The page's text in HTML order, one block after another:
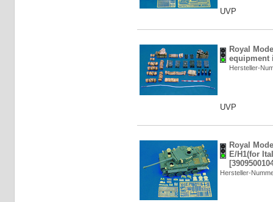
UVP
Royal
equipment
Hersteller-
UVP
Royal
E/H1(for
Hersteller-